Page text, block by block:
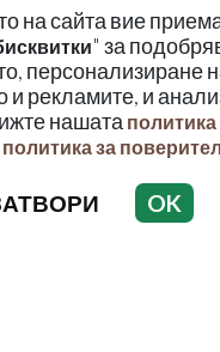
на сайта вие
" за
персонализиране
и рекламите, и
нашата политика
политика за
OK